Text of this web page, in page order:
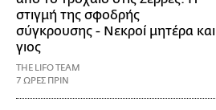
στιγμή της σφοδρής
σύγκρουσης - Νεκροί μητέρα και
γιος
THE LIFO TEAM
7 ΩΡΕΣ ΠΡΙΝ